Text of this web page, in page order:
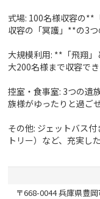
式場: 100名様収容の**
収容の「冥護」**の3つ
大規模利用: **「飛翔
大200名様まで収容で
控室・食事室: 3つの遺
族様がゆったりと過ごせ
その他: ジェットバス
トリー）など、充実し
〒668-0044 兵庫県豊